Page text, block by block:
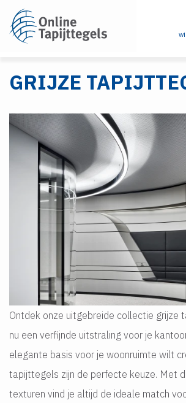
GRIJZE
Ontdek onze uitgebreide collectie grijze
nu een verfijnde uitstraling voor je
elegante basis voor je woonruimte wilt
tapijttegels zijn de perfecte keuze. Met
texturen vind je altijd de ideale match